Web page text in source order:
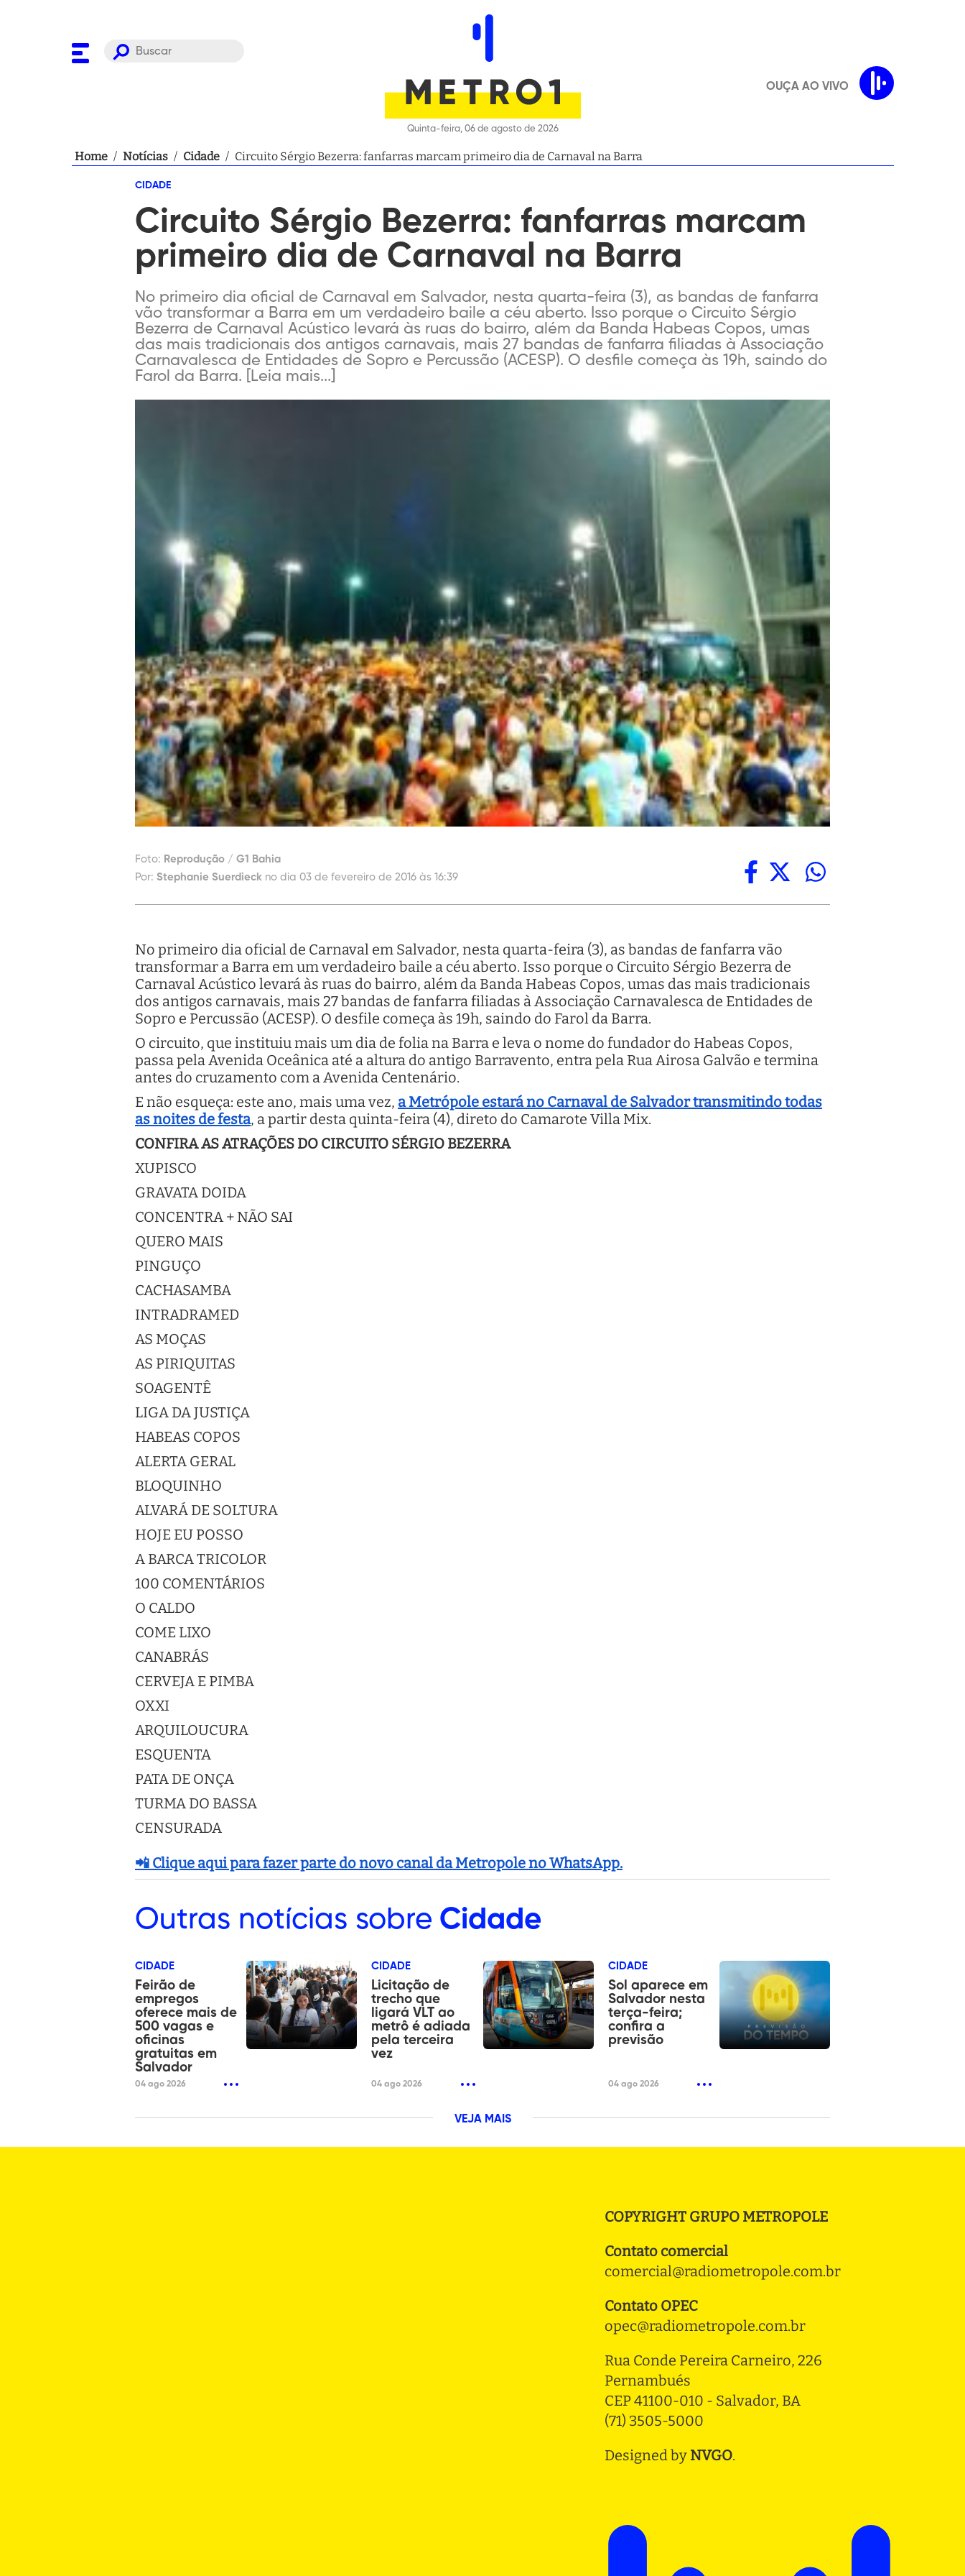
Quinta-feira, 06 de agosto de 2026
OUÇA AO VIVO
Home / Notícias / Cidade / Circuito Sérgio Bezerra: fanfarras marcam primeiro dia de Carnaval na Barra
CIDADE
Circuito Sérgio Bezerra: fanfarras marcam
primeiro dia de Carnaval na Barra
No primeiro dia oficial de Carnaval em Salvador, nesta quarta-feira (3), as bandas de fanfarra
vão transformar a Barra em um verdadeiro baile a céu aberto. Isso porque o Circuito Sérgio
Bezerra de Carnaval Acústico levará às ruas do bairro, além da Banda Habeas Copos, umas
das mais tradicionais dos antigos carnavais, mais 27 bandas de fanfarra filiadas à Associação
Carnavalesca de Entidades de Sopro e Percussão (ACESP). O desfile começa às 19h, saindo do
Farol da Barra. [Leia mais...]
Foto: Reprodução / G1 Bahia
Por: Stephanie Suerdieck no dia 03 de fevereiro de 2016 às 16:39
No primeiro dia oficial de Carnaval em Salvador, nesta quarta-feira (3), as bandas de fanfarra vão
transformar a Barra em um verdadeiro baile a céu aberto. Isso porque o Circuito Sérgio Bezerra de
Carnaval Acústico levará às ruas do bairro, além da Banda Habeas Copos, umas das mais tradicionais
dos antigos carnavais, mais 27 bandas de fanfarra filiadas à Associação Carnavalesca de Entidades de
Sopro e Percussão (ACESP). O desfile começa às 19h, saindo do Farol da Barra.
O circuito, que instituiu mais um dia de folia na Barra e leva o nome do fundador do Habeas Copos,
passa pela Avenida Oceânica até a altura do antigo Barravento, entra pela Rua Airosa Galvão e termina
antes do cruzamento com a Avenida Centenário.
E não esqueça: este ano, mais uma vez, a Metrópole estará no Carnaval de Salvador transmitindo todas
as noites de festa, a partir desta quinta-feira (4), direto do Camarote Villa Mix.
CONFIRA AS ATRAÇÕES DO CIRCUITO SÉRGIO BEZERRA
XUPISCO
GRAVATA DOIDA
CONCENTRA + NÃO SAI
QUERO MAIS
PINGUÇO
CACHASAMBA
INTRADRAMED
AS MOÇAS
AS PIRIQUITAS
SOAGENTÊ
LIGA DA JUSTIÇA
HABEAS COPOS
ALERTA GERAL
BLOQUINHO
ALVARÁ DE SOLTURA
HOJE EU POSSO
A BARCA TRICOLOR
100 COMENTÁRIOS
O CALDO
COME LIXO
CANABRÁS
CERVEJA E PIMBA
OXXI
ARQUILOUCURA
ESQUENTA
PATA DE ONÇA
TURMA DO BASSA
CENSURADA
📲 Clique aqui para fazer parte do novo canal da Metropole no WhatsApp.
Outras notícias sobre Cidade
CIDADE
Feirão de
empregos
oferece mais de
500 vagas e
oficinas
gratuitas em
Salvador
04 ago 2026
CIDADE
Licitação de
trecho que
ligará VLT ao
metrô é adiada
pela terceira
vez
04 ago 2026
CIDADE
Sol aparece em
Salvador nesta
terça-feira;
confira a
previsão
04 ago 2026
VEJA MAIS
COPYRIGHT GRUPO METROPOLE
Contato comercial
comercial@radiometropole.com.br
Contato OPEC
opec@radiometropole.com.br
Rua Conde Pereira Carneiro, 226
Pernambués
CEP 41100-010 - Salvador, BA
(71) 3505-5000
Designed by NVGO.